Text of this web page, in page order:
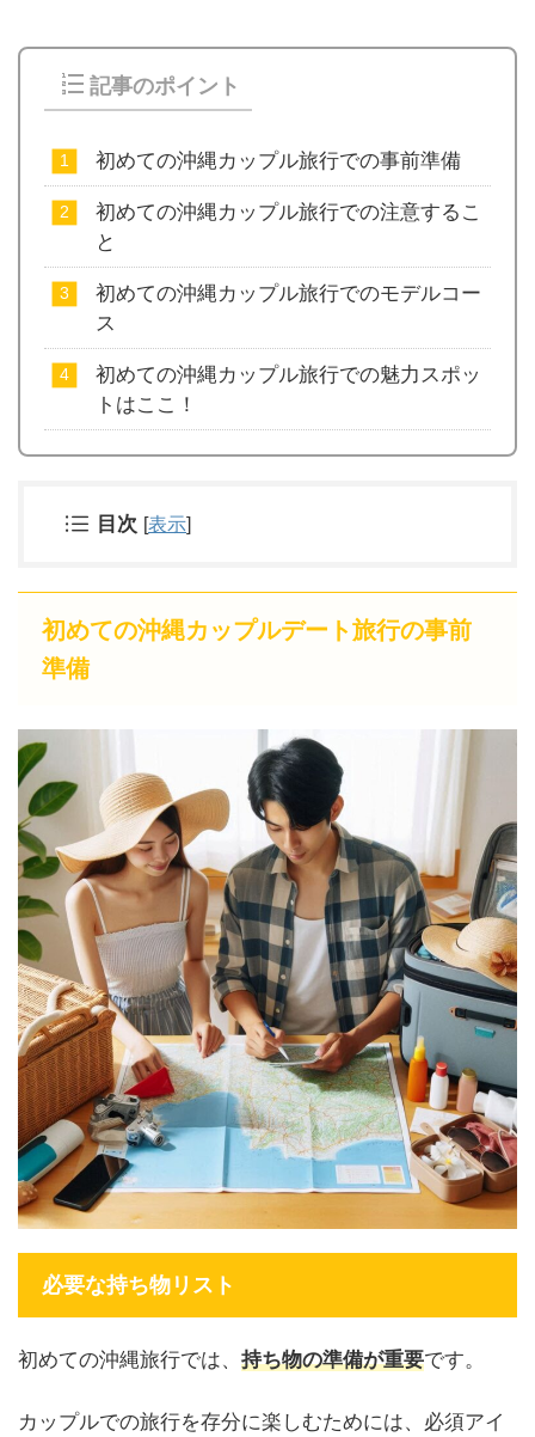
記事のポイント
初めての沖縄カップル旅行での事前準備
初めての沖縄カップル旅行での注意するこ
と
初めての沖縄カップル旅行でのモデルコー
ス
初めての沖縄カップル旅行での魅力スポッ
トはここ！
目次 [表示]
初めての沖縄カップルデート旅行の事前
準備
必要な持ち物リスト
初めての沖縄旅行では、 持ち物の準備が重要です。
カップルでの旅行を存分に楽しむためには、必須アイ